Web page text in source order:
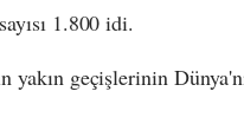
1.800 idi.
yakın geçişlerinin